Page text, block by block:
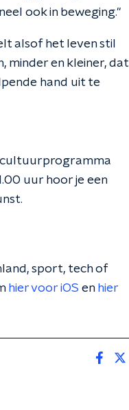
ook in beweging."
alsof het leven stil
minder en kleiner, dat
hand uit te
cultuurprogramma
uur hoor je een
sport, tech of
hier voor iOS en hier